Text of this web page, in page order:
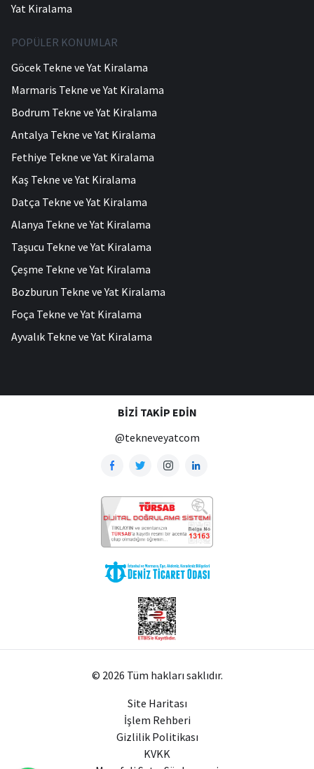
Yat Kiralama
POPÜLER KONUMLAR
Göcek Tekne ve Yat Kiralama
Marmaris Tekne ve Yat Kiralama
Bodrum Tekne ve Yat Kiralama
Antalya Tekne ve Yat Kiralama
Fethiye Tekne ve Yat Kiralama
Kaş Tekne ve Yat Kiralama
Datça Tekne ve Yat Kiralama
Alanya Tekne ve Yat Kiralama
Taşucu Tekne ve Yat Kiralama
Çeşme Tekne ve Yat Kiralama
Bozburun Tekne ve Yat Kiralama
Foça Tekne ve Yat Kiralama
Ayvalık Tekne ve Yat Kiralama
BIZI TAKIP EDIN
@tekneveyatcom
© 2026 Tüm hakları saklıdır.
Site Haritası
İşlem Rehberi
Gizlilik Politikası
KVKK